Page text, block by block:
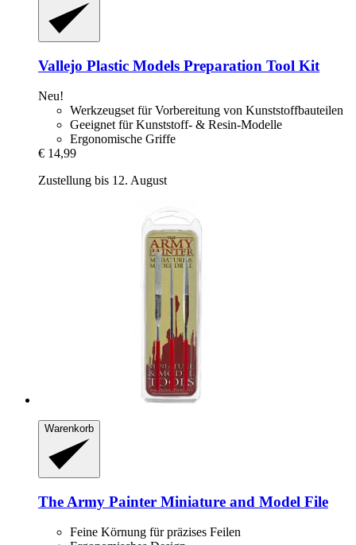
Vallejo Plastic Models Preparation Tool Kit
Neu!
Werkzeugset für Vorbereitung von Kunststoffbauteilen
Geeignet für Kunststoff- & Resin-Modelle
Ergonomische Griffe
€ 14,99
Zustellung bis 12. August
Warenkorb
The Army Painter Miniature and Model File
Feine Körnung für präzises Feilen